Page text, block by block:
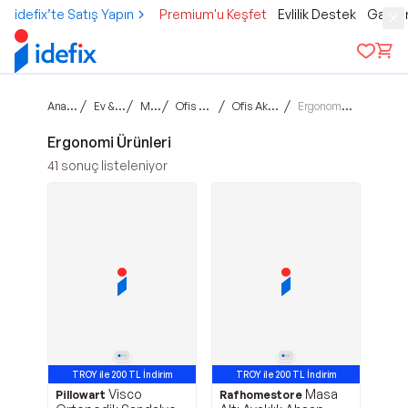
idefix’te Satış Yapın Premium'u Keşfet Evlilik Destek
Ana sayfa / Ev & Yaşam / Mobilya / Ofis Mobilyası / Ofis Aksesuarları / Ergonomi Ürünleri
Ergonomi Ürünleri
41 sonuç listeleniyor
TROY ile 200 TL İndirim
Pillowart Visco
TROY ile 200 TL İndirim
Rafhomestore Masa